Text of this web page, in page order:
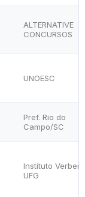
ALTERNATIVE
CONCURSOS
UNOESC
Pref. Rio do
Campo/SC
Instituto
UFG